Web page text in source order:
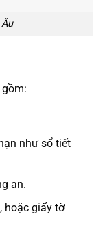
như sổ tiết
an.
hoặc giấy tờ